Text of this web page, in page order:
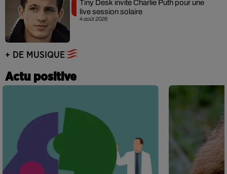
4 août 2026
Tiny Desk invite Charlie Puth pour une
live session solaire
+ DE MUSIQUE
Actu positive